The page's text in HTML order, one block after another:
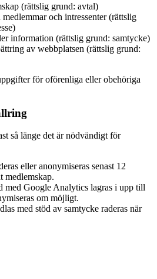
(rättslig grund: avtal)
och intressenter (rättslig
information (rättslig grund: samtycke)
av webbplatsen (rättslig grund:
för oförenliga eller obehöriga
så länge det är nödvändigt för
eller anonymiseras senast 12
medlemskap.
med Google Analytics lagras i upp till
om möjligt.
med stöd av samtycke raderas när